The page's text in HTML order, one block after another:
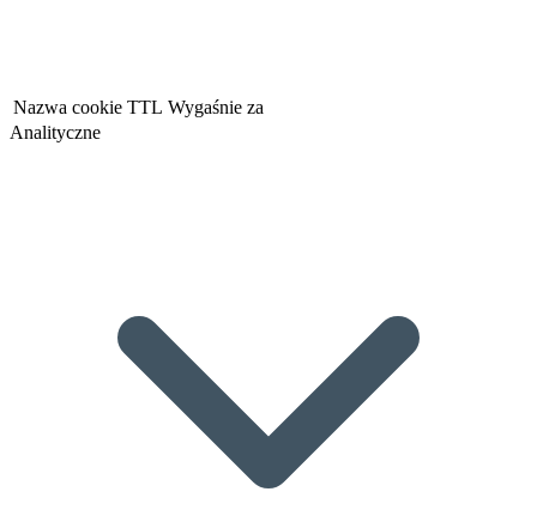
Nazwa cookie TTL Wygaśnie za
Analityczne